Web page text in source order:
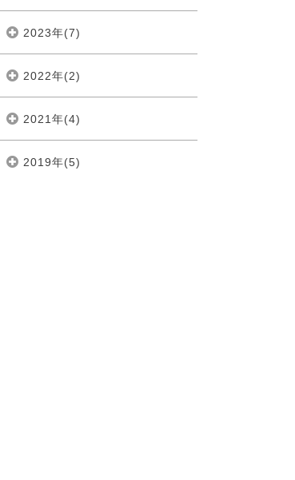
2023年(7)
2022年(2)
2021年(4)
2019年(5)